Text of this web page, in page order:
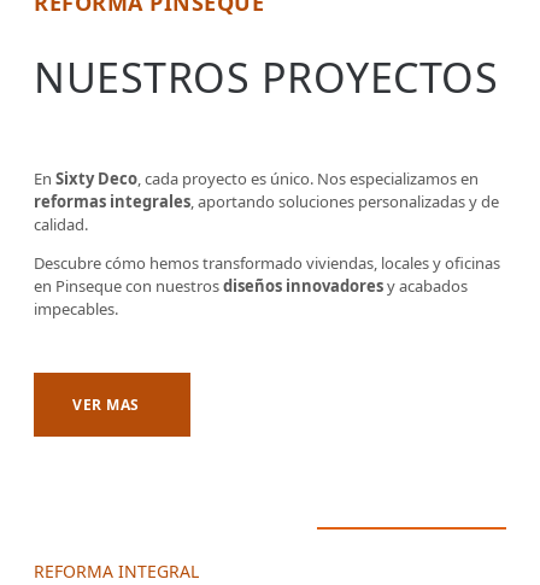
NUESTROS PROYECTOS
En Sixty Deco, cada proyecto es único. Nos especializamos en
reformas integrales, aportando soluciones personalizadas y de
calidad.
Descubre cómo hemos transformado viviendas, locales y oficinas
en Pinseque con nuestrosdiseños innovadoresy acabados
impecables.
VER MAS
REFORMA INTEGRAL